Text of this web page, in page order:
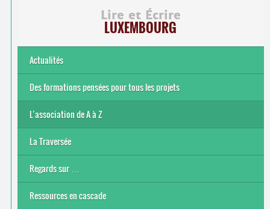
Lire et Écrire
LUXEMBOURG
Actualités
Des formations pensées pour tous les projets
L’association de A à Z
Le bénévolat
Nos actions
Nos objectifs et finalité
Notre contexte socio-économique
Notre structure
La Traversée
Regards sur …
Ressources en cascade